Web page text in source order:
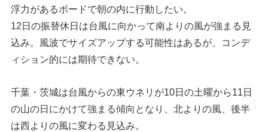
浮力があるボードで朝の内に行動したい。
12日の振替休日は台風に向かって南よりの風が強まる見
込み。風波でサイズアップする可能性はあるが、コンデ
ィション的には期待できない。
千葉・茨城は台風からの東ウネリが10日の土曜から11日
の山の日にかけて強まる傾向となり、北よりの風、後半
は西よりの風に変わる見込み。